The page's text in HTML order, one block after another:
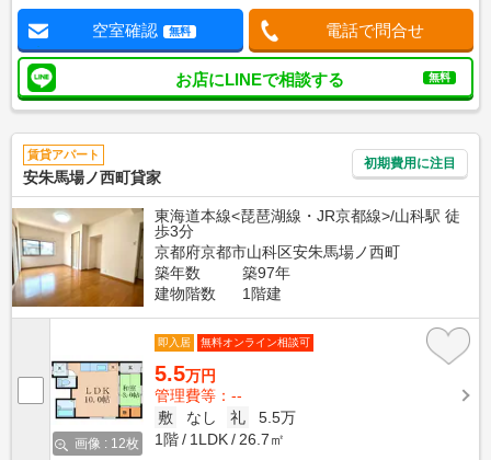
空室確認 無料 電話で問合せ
お店にLINEで相談する 無料
賃貸アパート
安朱馬場ノ西町貸家
初期費用に注目
東海道本線<琵琶湖線・JR京都線>/山科駅 徒
歩3分
京都府京都市山科区安朱馬場ノ西町
築年数
築97年
建物階数
1階建
画像 : 12枚
即入居 無料オンライン相談可
5.5万円
管理費等：--
敷
なし 礼
5.5万
1階
1LDK 26.7㎡